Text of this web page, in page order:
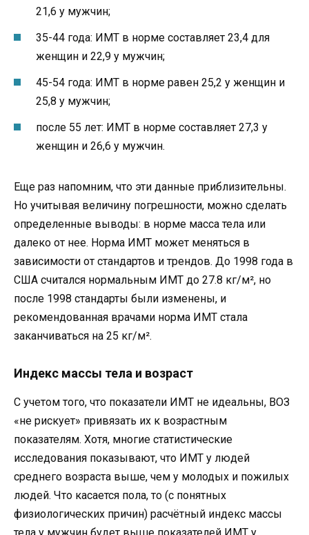
21,6 у мужчин;
35-44 года: ИМТ в норме составляет 23,4 для
женщин и 22,9 у мужчин;
45-54 года: ИМТ в норме равен 25,2 у женщин и
25,8 у мужчин;
после 55 лет: ИМТ в норме составляет 27,3 у
женщин и 26,6 у мужчин.
Еще раз напомним, что эти данные приблизительны.
Но учитывая величину погрешности, можно сделать
определенные выводы: в норме масса тела или
далеко от нее. Норма ИМТ может меняться в
зависимости от стандартов и трендов. До 1998 года в
США считался нормальным ИМТ до 27.8 кг/м², но
после 1998 стандарты были изменены, и
рекомендованная врачами норма ИМТ стала
заканчиваться на 25 кг/м².
Индекс массы тела и возраст
С учетом того, что показатели ИМТ не идеальны, ВОЗ
«не рискует» привязать их к возрастным
показателям. Хотя, многие статистические
исследования показывают, что ИМТ у людей
среднего возраста выше, чем у молодых и пожилых
людей. Что касается пола, то (с понятных
физиологических причин) расчётный индекс массы
тела у мужчин будет выше показателей ИМТ у